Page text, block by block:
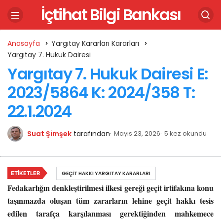
İçtihat Bilgi Bankası
Anasayfa
Yargıtay Kararları Kararları
Yargıtay 7. Hukuk Dairesi
Yargıtay 7. Hukuk Dairesi E:
2023/5864 K: 2024/358 T:
22.1.2024
Suat Şimşek tarafından Mayıs 23, 2026 5 kez okundu
Fedakarlığın denkleştirilmesi ilkesi gereği geçit irtifakına konu
taşınmazda oluşan tüm zararların lehine geçit hakkı tesis
edilen tarafça karşılanması gerektiğinden mahkemece
ETIKETLER GEÇIT HAKKI YARGITAY KARARLARI